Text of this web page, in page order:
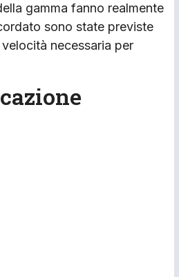
gamma fanno realmente
sono state previste
necessaria per